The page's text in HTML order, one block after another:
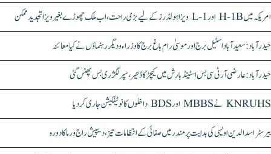
امریکہ میں H-1B اور L-1 ویزا ہولڈرز کے لیے بڑی راحت، اب ملک چھوڑے بغیر ویزا تجدید ممکن
حیدرآباد: سعیدآباد اسٹیل برج اور موسیٰ رام باغ برج کا وزراء و دیگر رہنماؤں نے کیا معائنہ
حیدرآباد: عارضی آر ٹی سی بس اسٹینڈ بارش میں کیچڑ کا ڈھیر، سپر لگژری بس پھنس گئی
KNRUHS نے MBBS اور BDS داخلوں کا نوٹیفکیشن جاری کر دیا
بیرسٹر اسدالدین اویسی کی ہدایت پر مندر میں صفائی کے انتظامات تیز، دیپیش راج ورما کا دورہ